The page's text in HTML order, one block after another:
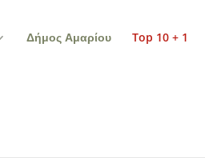
Δήμος Αμαρίου Top 10 + 1